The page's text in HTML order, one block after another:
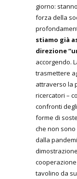
giorno:
forza della
stiamo già
direzione
accorgendo.
trasmettere
attraverso la
ricercatori –
confronti
forme di
che non
dalla
tavolino da